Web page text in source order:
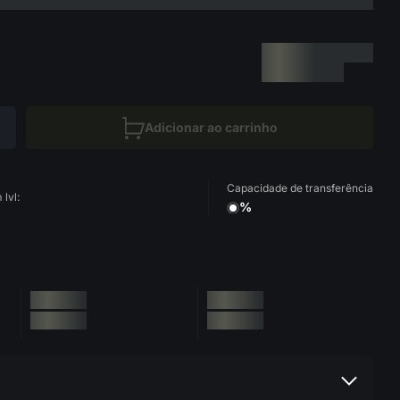
Adicionar ao carrinho
lvl:
Capacidade de transferência
%